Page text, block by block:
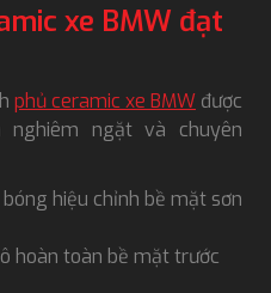
xe BMW đạt
phủ ceramic xe BMW được
ngặt và chuyên
hiệu chỉnh bề mặt sơn
hoàn toàn bề mặt trước